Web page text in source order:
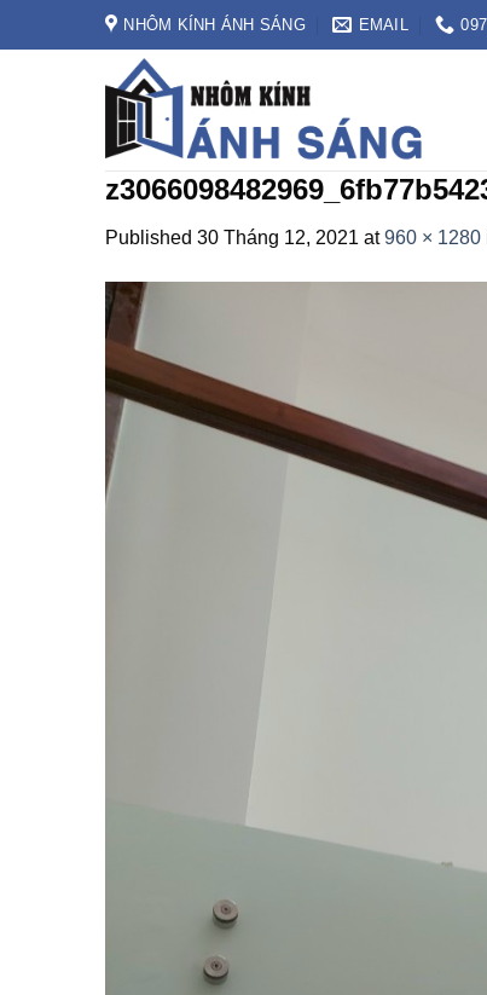
NHÔM KÍNH ÁNH SÁNG EMAIL
Published 30 Tháng 12, 2021 at960 × 1280